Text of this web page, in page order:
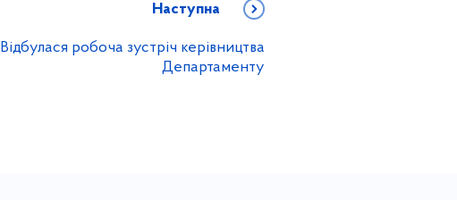
Наступна
Відбулася робоча зустріч керівництва
Департаменту